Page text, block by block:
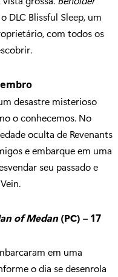
DLC Blissful Sleep, um
com todos os
desastre misterioso
o conhecemos. No
oculta de Revenants
e embarque em uma
seu passado e
of Medan(PC) –17
em uma
o dia se desenrola